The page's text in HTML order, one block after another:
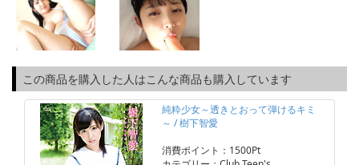
この商品を購入した人はこんな商品も購入しています
純粋少女～透きとおって弾けるキミ
～ / 樹下智愛
消費ポイント：1500Pt